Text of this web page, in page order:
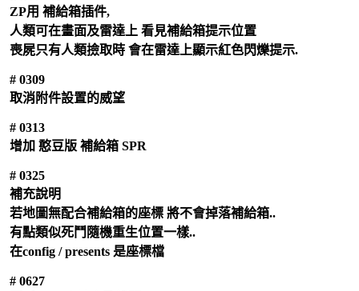
ZP用 補給箱插件,
人類可在畫面及雷達上 看見補給箱提示位置
喪屍只有人類撿取時 會在雷達上顯示紅色閃爍提示.
# 0309
取消附件設置的威望
# 0313
增加 憨豆版 補給箱 SPR
# 0325
補充說明
若地圖無配合補給箱的座標 將不會掉落補給箱..
有點類似死鬥隨機重生位置一樣..
在config / presents 是座標檔
# 0627